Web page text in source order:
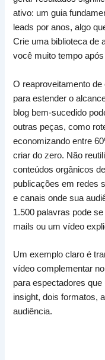
ativo: um guia
leads por anos, algo
Crie uma biblioteca de
você muito tempo
O reaproveitamento
para estender o
blog bem-sucedido
outras peças, como
economizando entre
criar do zero. Não
conteúdos orgânicos
publicações em redes
e canais onde sua
1.500 palavras pode
mails ou um vídeo
Um exemplo claro é
vídeo complementar
para espectadores
insight, dois formatos,
audiência.